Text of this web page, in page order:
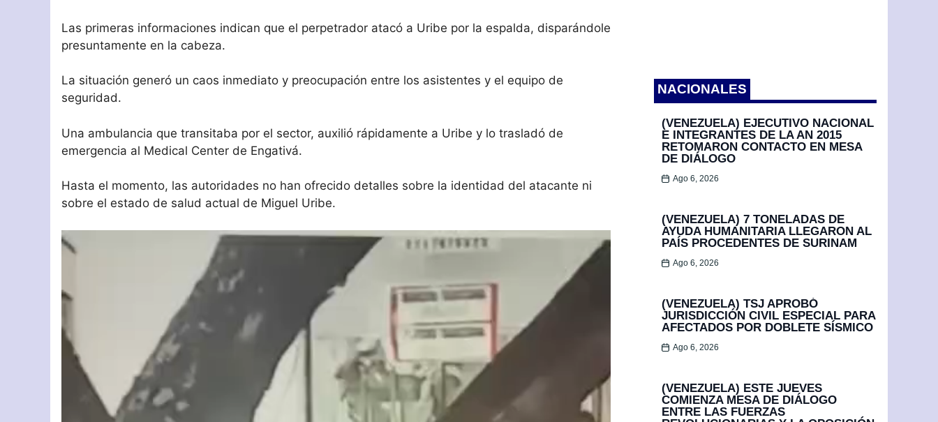
Las primeras informaciones indican que el perpetrador atacó a Uribe por la espalda, disparándole
presuntamente en la cabeza.
La situación generó un caos inmediato y preocupación entre los asistentes y el equipo de
seguridad.
Una ambulancia que transitaba por el sector, auxilió rápidamente a Uribe y lo trasladó de
emergencia al Medical Center de Engativá.
Hasta el momento, las autoridades no han ofrecido detalles sobre la identidad del atacante ni
sobre el estado de salud actual de Miguel Uribe.
NACIONALES
(VENEZUELA) EJECUTIVO NACIONAL
E INTEGRANTES DE LA AN 2015
RETOMARON CONTACTO EN MESA
DE DIÁLOGO
Ago 6, 2026
(VENEZUELA) 7 TONELADAS DE
AYUDA HUMANITARIA LLEGARON AL
PAÍS PROCEDENTES DE SURINAM
Ago 6, 2026
(VENEZUELA) TSJ APROBÓ
JURISDICCIÓN CIVIL ESPECIAL PARA
AFECTADOS POR DOBLETE SÍSMICO
Ago 6, 2026
(VENEZUELA) ESTE JUEVES
COMIENZA MESA DE DIÁLOGO
ENTRE LAS FUERZAS